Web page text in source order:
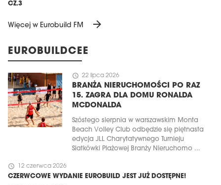
CZ.3
Więcej w Eurobuild FM arrow_forward
EUROBUILDCEE
schedule 22 lipca 2026
BRANŻA NIERUCHOMOŚCI PO RAZ
15. ZAGRA DLA DOMU RONALDA
MCDONALDA
Szóstego sierpnia w warszawskim Monta
Beach Volley Club odbędzie się piętnasta
edycja JLL Charytatywnego Turnieju
Siatkówki Plażowej Branży Nieruchomo ...
schedule 12 czerwca 2026
CZERWCOWE WYDANIE EUROBUILD JEST JUŻ DOSTĘPNE!